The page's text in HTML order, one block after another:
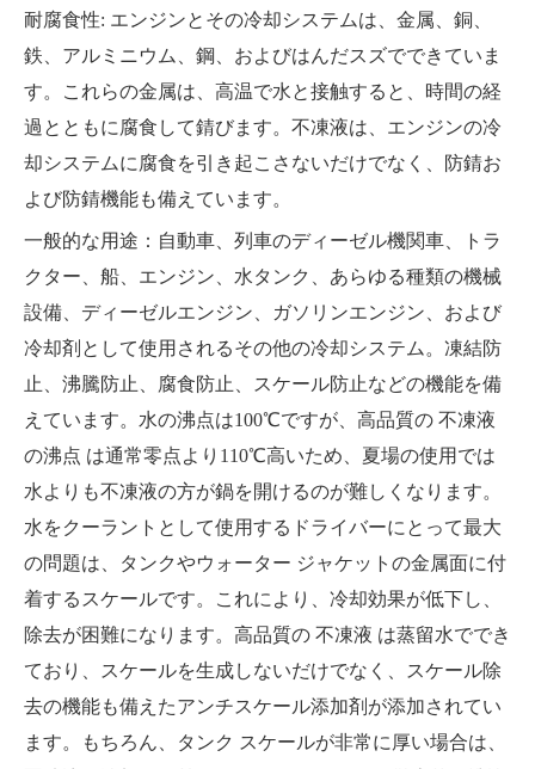
耐腐食性: エンジンとその冷却システムは、金属、銅、
鉄、アルミニウム、鋼、およびはんだスズでできていま
す。これらの金属は、高温で水と接触すると、時間の経
過とともに腐食して錆びます。不凍液は、エンジンの冷
却システムに腐食を引き起こさないだけでなく、防錆お
よび防錆機能も備えています。
一般的な用途：自動車、列車のディーゼル機関車、トラ
クター、船、エンジン、水タンク、あらゆる種類の機械
設備、ディーゼルエンジン、ガソリンエンジン、および
冷却剤として使用されるその他の冷却システム。凍結防
止、沸騰防止、腐食防止、スケール防止などの機能を備
えています。水の沸点は100℃ですが、高品質の 不凍液
の沸点 は通常零点より110℃高いため、夏場の使用では
水よりも不凍液の方が鍋を開けるのが難しくなります。
水をクーラントとして使用するドライバーにとって最大
の問題は、タンクやウォーター ジャケットの金属面に付
着するスケールです。これにより、冷却効果が低下し、
除去が困難になります。高品質の 不凍液 は蒸留水ででき
ており、スケールを生成しないだけでなく、スケール除
去の機能も備えたアンチスケール添加剤が添加されてい
ます。もちろん、タンク スケールが非常に厚い場合は、